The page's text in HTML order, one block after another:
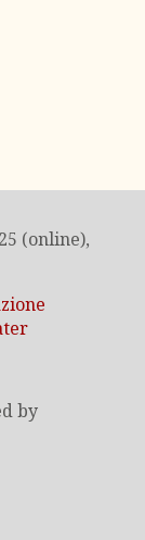
(online),
by